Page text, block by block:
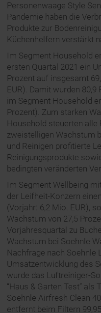
Personenwaage Style
Pandemie haben die
Produkte zur
Küchenhelfern verstärkt
Im Segment Household
ersten Quartal 2021 ein
Prozent auf insgesamt
EUR). Damit wurden
im Segment Household
Prozent). Zum starken
Household steuerten
zweistelligen Wachstum
und Reinigen profitierte
Reinigungsprodukte
bedingten veränderten
Im Segment Wellbeing
der Leifheit-Konzern
(Vorjahr: 6,2 Mio. EUR),
Wachstum von 27,5
Vorjahresquartal zu
Wachstum bei Soehnle
Nachfrage nach Soehnle
Umsatzentwicklung des
wurde das Luftreiniger-
“Haus & Garten Test”
Soehnle Airfresh Clean
entfernt beim Filtern 99,95